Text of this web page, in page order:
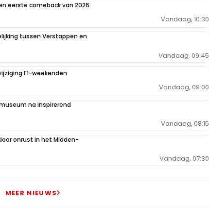
eerste comeback van 2026
Vandaag, 10:30
tussen Verstappen en
Vandaag, 09:45
F1-weekenden
Vandaag, 09:00
na inspirerend
Vandaag, 08:15
onrust in het Midden-
Vandaag, 07:30
MEER NIEUWS